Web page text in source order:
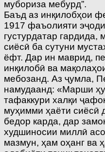
мубориза мебурд”.
Баъд аз инқилобҳои
1917 фаъолияти
густурдатар гардида,
сиёсӣ ба сутуни
ёфт. Дар ин маврид,
инқилобӣ ва
мебозанд. Аз ҷумла,
намудаанд: «Марши
тафаккури халқи
муҳимми ҳаёти сиёсӣ
бедор карда, дар
худшиносии миллӣ
мазмун, ҳам оҳанг ва